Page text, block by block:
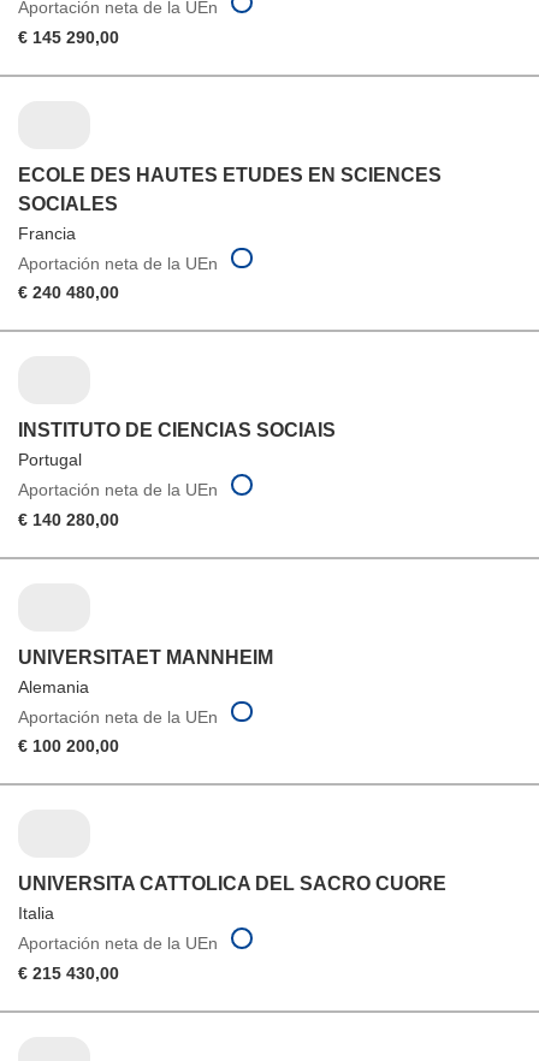
Aportación neta de la UEn
€ 145 290,00
ECOLE DES HAUTES ETUDES EN SCIENCES
SOCIALES
Francia
Aportación neta de la UEn
€ 240 480,00
INSTITUTO DE CIENCIAS SOCIAIS
Portugal
Aportación neta de la UEn
€ 140 280,00
UNIVERSITAET MANNHEIM
Alemania
Aportación neta de la UEn
€ 100 200,00
UNIVERSITA CATTOLICA DEL SACRO CUORE
Italia
Aportación neta de la UEn
€ 215 430,00